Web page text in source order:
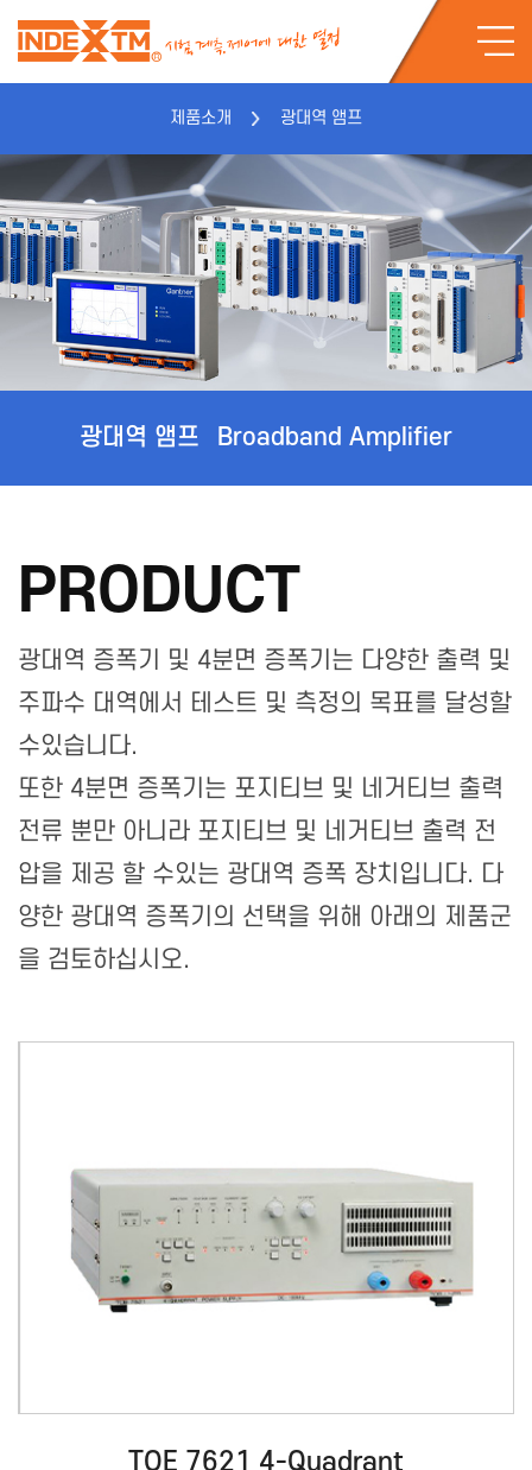
제품소개 광대역 앰프
광대역 앰프 Broadband Amplifier
PRODUCT
광대역 증폭기 및 4분면 증폭기는 다양한 출력 및
주파수 대역에서 테스트 및 측정의 목표를 달성할
수있습니다.
또한 4분면 증폭기는 포지티브 및 네거티브 출력
전류 뿐만 아니라 포지티브 및 네거티브 출력 전
압을 제공 할 수있는 광대역 증폭 장치입니다. 다
양한 광대역 증폭기의 선택을 위해 아래의 제품군
을 검토하십시오.
TOE 7621 4-Quadrant